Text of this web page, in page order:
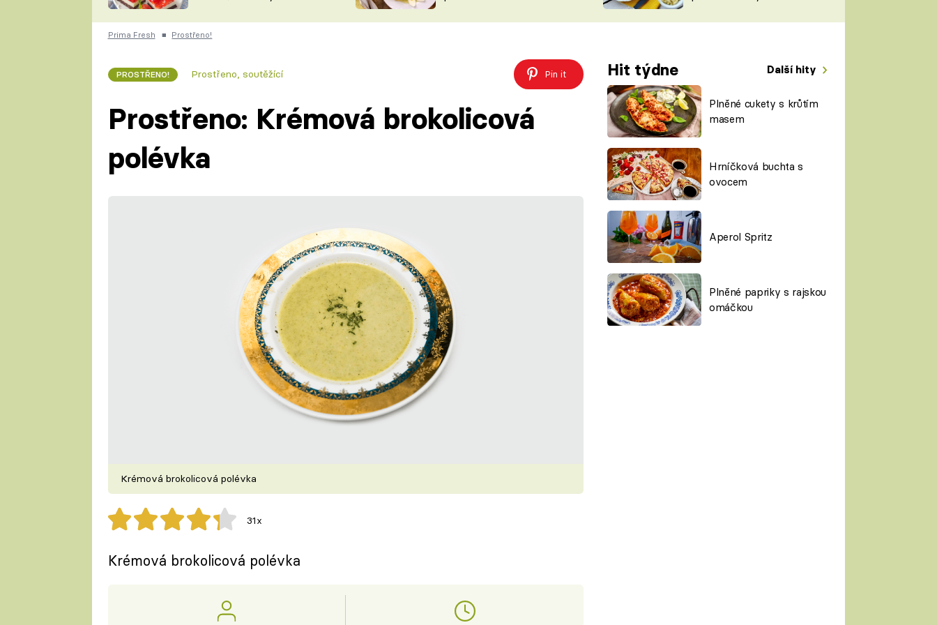
ČESKO NA TALÍŘI
KUCHAŘKA
VYCHYTÁVKY
ŠÉFREDAKTORKY
ČASOPIS
Prima Fresh ■ Prostřeno!
PROSTŘENO! Prostřeno, soutěžící Pin it Hit týdne Další hity
Plněné cukety s krůtím
masem
Hrníčková buchta s
ovocem
Aperol Spritz
Plněné papriky s rajskou
omáčkou
Prostřeno: Krémová brokolicová
polévka
Krémová brokolicová polévka
31x
Krémová brokolicová polévka